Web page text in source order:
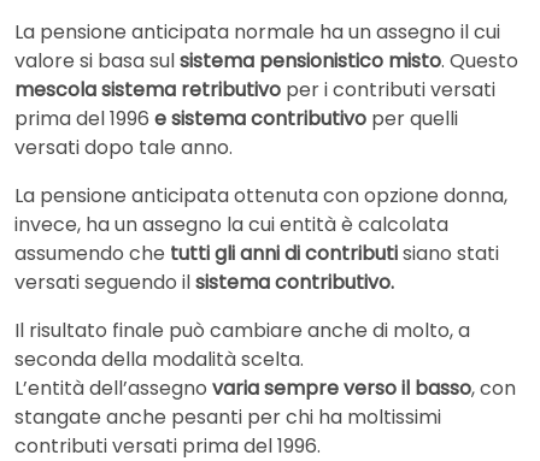
La pensione anticipata normale ha un assegno il cui
valore si basa sulsistema pensionistico misto. Questo
mescola sistema retributivo per i contributi versati
prima del 1996 e sistema contributivo per quelli
versati dopo tale anno.
La pensione anticipata ottenuta con opzione donna,
invece, ha un assegno la cui entità è calcolata
assumendo che tutti gli anni di contributisiano stati
versati seguendo ilsistema contributivo.
Il risultato finale può cambiare anche di molto, a
seconda della modalità scelta.
L’entità dell’assegno varia sempre verso il basso, con
stangate anche pesanti per chi ha moltissimi
contributi versati prima del 1996.